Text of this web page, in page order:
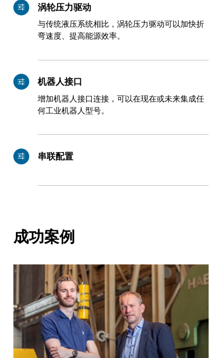
涡轮压力驱动
与传统液压系统相比，涡轮压力驱动可以加快折
弯速度、提高能源效率。
机器人接口
增加机器人接口连接，可以在现在或未来集成任
何工业机器人型号。
串联配置
成功案例